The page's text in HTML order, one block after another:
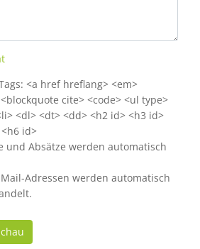
<a href hreflang> <em>
cite> <code> <ul type>
<dl> <dt> <dd> <h2 id> <h3 id>
id>
und Absätze werden automatisch
Adressen werden automatisch